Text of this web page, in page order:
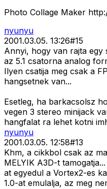
Photo Collage Maker
nyunyu
2001.03.05. 13:26#15
Annyi, hogy van rajta egy
az 5.1 csatorna analog
Ilyen csatija meg csak a
hangsetnek van...
Esetleg, ha barkacsolsz
vegen 3 stereo minijack
hangfalat ra lehet kotni
nyunyu
2001.03.05. 12:58#13
Khm, a cikkbol csak az
MELYIK A3D-t
at egyedul a Vortex2-es
1.0-at emulalja, az meg